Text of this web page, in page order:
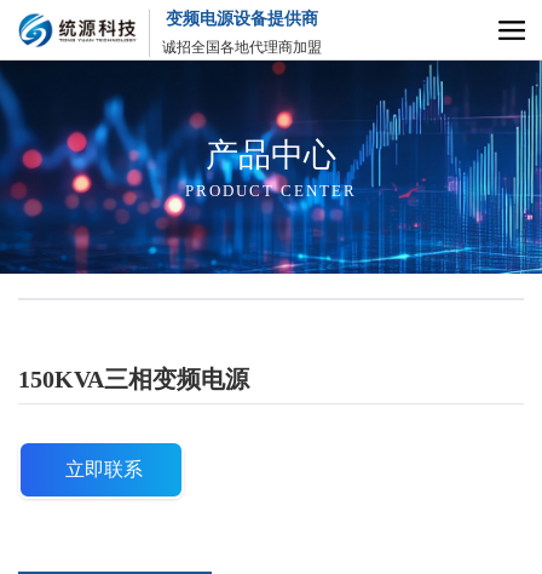
变频电源设备提供商
诚招全国各地代理商加盟
产品中心
PRODUCT CENTER
150KVA三相变频电源
立即联系